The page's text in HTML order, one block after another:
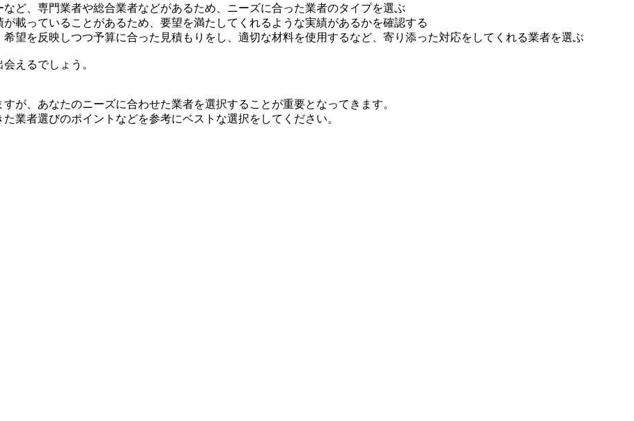
ど、専門業者や総合業者などがあるため、ニーズに合った業者のタイプを選ぶ
載っていることがあるため、要望を満たしてくれるような実績があるかを確認する
望を反映しつつ予算に合った見積もりをし、適切な材料を使用するなど、寄り添った対応をしてくれる業者を選ぶ
えるでしょう。
が、あなたのニーズに合わせた業者を選択することが重要となってきます。
業者選びのポイントなどを参考にベストな選択をしてください。